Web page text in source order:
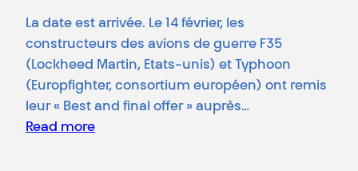
La date est arrivée. Le 14 février, les
constructeurs des avions de guerre F35
(Lockheed Martin, Etats-unis) et Typhoon
(Europfighter, consortium européen) ont remis
leur « Best and final offer » auprès…
Read more